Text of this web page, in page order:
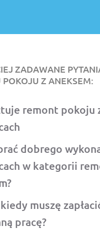
ZADAWANE
POKOJU Z ANEKSEM:
remont pokoju
dobrego
w kategorii
muszę
pracę?